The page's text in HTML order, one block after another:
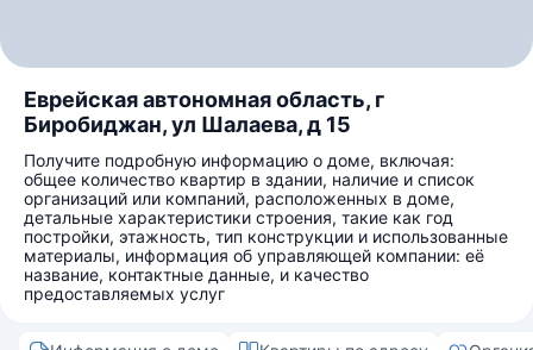
Еврейская автономная область, г
Биробиджан, ул Шалаева, д 15
Получите подробную информацию о доме, включая:
общее количество квартир в здании, наличие и список
организаций или компаний, расположенных в доме,
детальные характеристики строения, такие как год
постройки, этажность, тип конструкции и использованные
материалы, информация об управляющей компании: её
название, контактные данные, и качество
предоставляемых услуг